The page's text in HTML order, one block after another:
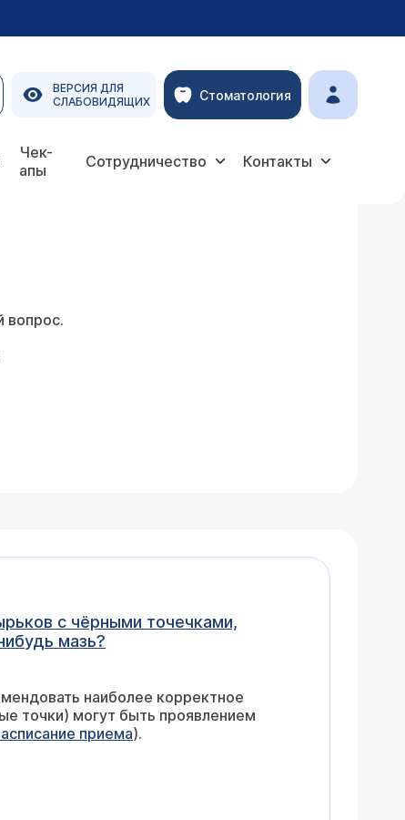
ВЕРСИЯ ДЛЯ
СЛАБОВИДЯЩИХ
Стоматология
Чек-
апы
Сотрудничество Контакты
вопрос.
мазь?
приема).